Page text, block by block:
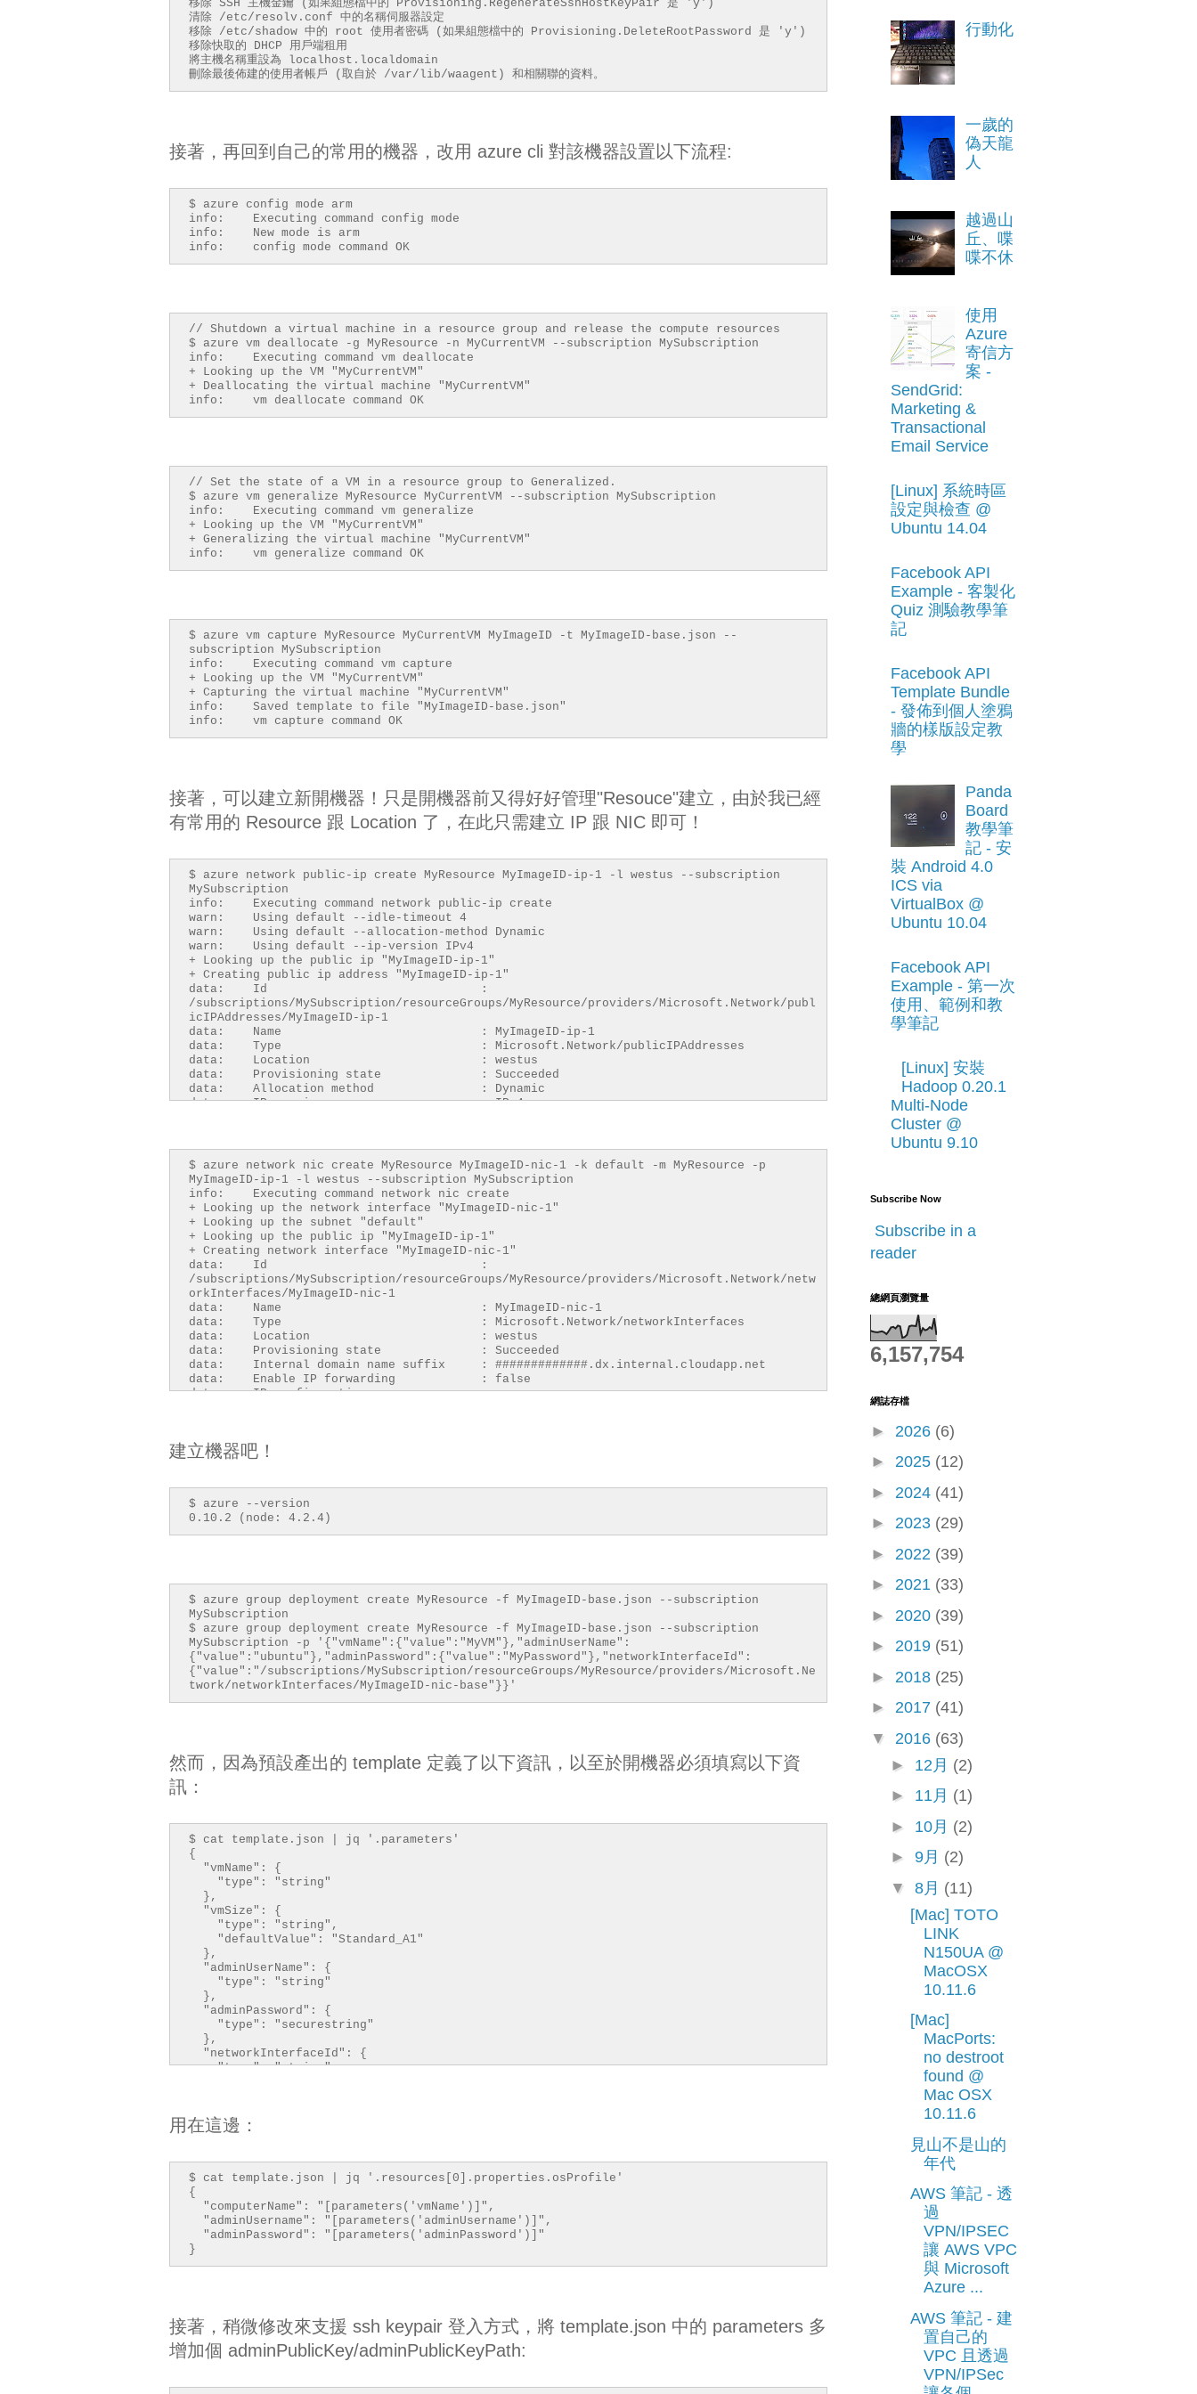
移除 SSH 主機金鑰 (如果組態檔中的 Provisioning.RegenerateSshHostKeyPair 是 'y')
清除 /etc/resolv.conf 中的名稱伺服器設定
移除 /etc/shadow 中的 root 使用者密碼 (如果組態檔中的 Provisioning.DeleteRootPassword 是 'y')
移除快取的 DHCP 用戶端租用
將主機名稱重設為 localhost.localdomain
刪除最後佈建的使用者帳戶 (取自於 /var/lib/waagent) 和相關聯的資料。
接著，再回到自己的常用的機器，改用 azure cli 對該機器設置以下流程:
$ azure config mode arm
info: Executing command config mode
info: New mode is arm
info: config mode command OK
// Shutdown a virtual machine in a resource group and release the compute resources
$ azure vm deallocate -g MyResource -n MyCurrentVM --subscription MySubscription
info: Executing command vm deallocate
+ Looking up the VM "MyCurrentVM"
+ Deallocating the virtual machine "MyCurrentVM"
info: vm deallocate command OK
// Set the state of a VM in a resource group to Generalized.
$ azure vm generalize MyResource MyCurrentVM --subscription MySubscription
info: Executing command vm generalize
+ Looking up the VM "MyCurrentVM"
+ Generalizing the virtual machine "MyCurrentVM"
info: vm generalize command OK
$ azure vm capture MyResource MyCurrentVM MyImageID -t MyImageID-base.json --
subscription MySubscription
info: Executing command vm capture
+ Looking up the VM "MyCurrentVM"
+ Capturing the virtual machine "MyCurrentVM"
info: Saved template to file "MyImageID-base.json"
info: vm capture command OK
接著，可以建立新開機器！只是開機器前又得好好管理"Resouce"建立，由於我已經
有常用的 Resource 跟 Location 了，在此只需建立 IP 跟 NIC 即可！
$ azure network public-ip create MyResource MyImageID-ip-1 -l westus --subscription
MySubscription
info: Executing command network public-ip create
warn: Using default --idle-timeout 4
warn: Using default --allocation-method Dynamic
warn: Using default --ip-version IPv4
+ Looking up the public ip "MyImageID-ip-1"
+ Creating public ip address "MyImageID-ip-1"
data: Id :
/subscriptions/MySubscription/resourceGroups/MyResource/providers/Microsoft.Network/publ
icIPAddresses/MyImageID-ip-1
data: Name : MyImageID-ip-1
data: Type : Microsoft.Network/publicIPAddresses
data: Location : westus
data: Provisioning state : Succeeded
data: Allocation method : Dynamic
data: IP version : IPv4
$ azure network nic create MyResource MyImageID-nic-1 -k default -m MyResource -p
MyImageID-ip-1 -l westus --subscription MySubscription
info: Executing command network nic create
+ Looking up the network interface "MyImageID-nic-1"
+ Looking up the subnet "default"
+ Looking up the public ip "MyImageID-ip-1"
+ Creating network interface "MyImageID-nic-1"
data: Id :
/subscriptions/MySubscription/resourceGroups/MyResource/providers/Microsoft.Network/netw
orkInterfaces/MyImageID-nic-1
data: Name : MyImageID-nic-1
data: Type : Microsoft.Network/networkInterfaces
data: Location : westus
data: Provisioning state : Succeeded
data: Internal domain name suffix : #############.dx.internal.cloudapp.net
data: Enable IP forwarding : false
data: IP configurations:
data: Private IP version : IPv4
data: Private IP allocation method : Dynamic
/subscriptions/MySubscription/resourceGroups/MyResource/providers/Microsoft.Network/publ
icIPAddresses/MyImageID-ip-1
data: Subnet :
/subscriptions/MySubscription/resourceGroups/MyResource/providers/Microsoft.Network/virt
建立機器吧！
$ azure --version
0.10.2 (node: 4.2.4)
$ azure group deployment create MyResource -f MyImageID-base.json --subscription
MySubscription
$ azure group deployment create MyResource -f MyImageID-base.json --subscription
MySubscription -p '{"vmName":{"value":"MyVM"},"adminUserName":
{"value":"ubuntu"},"adminPassword":{"value":"MyPassword"},"networkInterfaceId":
{"value":"/subscriptions/MySubscription/resourceGroups/MyResource/providers/Microsoft.Ne
twork/networkInterfaces/MyImageID-nic-base"}}'
然而，因為預設產出的 template 定義了以下資訊，以至於開機器必須填寫以下資
訊：
$ cat template.json | jq '.parameters'
{
"vmName": {
"type": "string"
},
"vmSize": {
"type": "string",
"defaultValue": "Standard_A1"
},
"adminUserName": {
"type": "string"
},
"adminPassword": {
"type": "securestring"
},
"networkInterfaceId": {
"type": "string"
用在這邊：
$ cat template.json | jq '.resources[0].properties.osProfile'
{
"computerName": "[parameters('vmName')]",
"adminUsername": "[parameters('adminUsername')]",
"adminPassword": "[parameters('adminPassword')]"
}
接著，稍微修改來支援 ssh keypair 登入方式，將 template.json 中的 parameters 多
增加個 adminPublicKey/adminPublicKeyPath:
行動化
一歲的
偽天龍
人
越過山
丘、喋
喋不休
使用
Azure
寄信方
案 -
SendGrid:
Marketing &
Transactional
Email Service
[Linux] 系統時區
設定與檢查 @
Ubuntu 14.04
Facebook API
Example - 客製化
Quiz 測驗教學筆
記
Facebook API
Template Bundle
- 發佈到個人塗鴉
牆的樣版設定教
學
Panda
Board
教學筆
記 - 安
裝 Android 4.0
ICS via
VirtualBox @
Ubuntu 10.04
Facebook API
Example - 第一次
使用、範例和教
學筆記
[Linux] 安裝
Hadoop 0.20.1
Multi-Node
Cluster @
Ubuntu 9.10
Subscribe Now
Subscribe in a
reader
總網頁瀏覽量
6,157,754
網誌存檔
► 2026 (6)
► 2025 (12)
► 2024 (41)
► 2023 (29)
► 2022 (39)
► 2021 (33)
► 2020 (39)
► 2019 (51)
► 2018 (25)
► 2017 (41)
▼ 2016 (63)
► 12月 (2)
► 11月 (1)
► 10月 (2)
► 9月 (2)
▼ 8月 (11)
[Mac] TOTO
LINK
N150UA @
MacOSX
10.11.6
[Mac]
MacPorts:
no destroot
found @
Mac OSX
10.11.6
見山不是山的
年代
AWS 筆記 - 透
過
VPN/IPSEC
讓 AWS VPC
與 Microsoft
Azure ...
AWS 筆記 - 建
置自己的
VPC 且透過
VPN/IPSec